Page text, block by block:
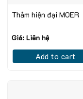
Thảm hiện đại MOER
Giá: Liên hệ
Add to cart